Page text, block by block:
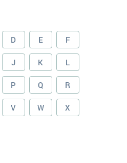
D E F
J K L
P Q R
V W X